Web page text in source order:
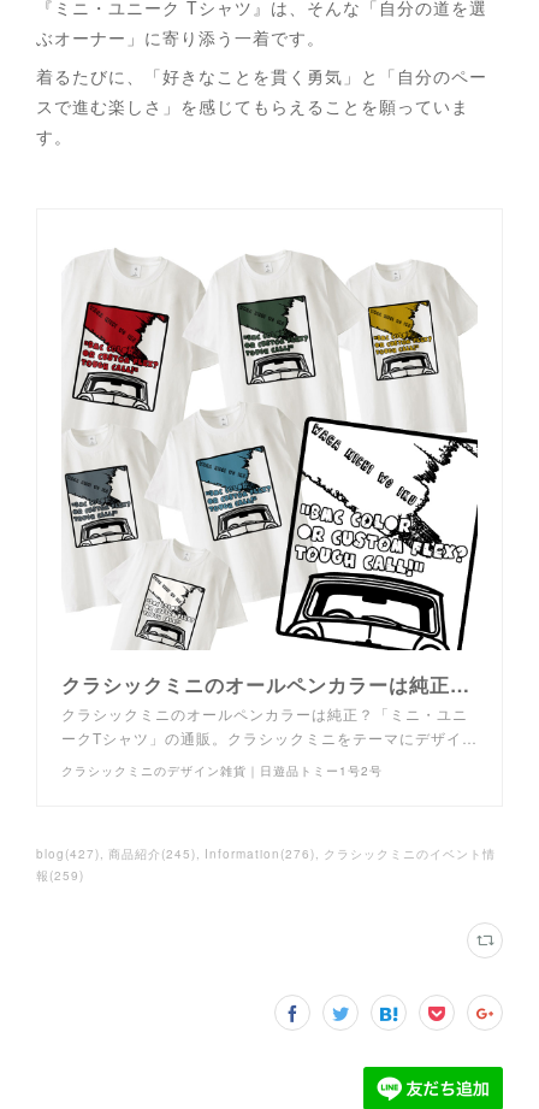
『ミニ・ユニーク Tシャツ』は、そんな「自分の道を選
ぶオーナー」に寄り添う一着です。
着るたびに、「好きなことを貫く勇気」と「自分のペー
スで進む楽しさ」を感じてもらえることを願っていま
す。
クラシックミニのオールペンカラーは純正？「ミニ・ユニークTシャツ」の通販｜日遊品トミー1号2号
クラシックミニのオールペンカラーは純正？「ミニ・ユニ
ークTシャツ」の通販。クラシックミニをテーマにデザイ…
クラシックミニのデザイン雑貨｜日遊品トミー1号2号
blog (427) 商品紹介 (245) Information (276)
クラシックミニのイベント情
報 (259)